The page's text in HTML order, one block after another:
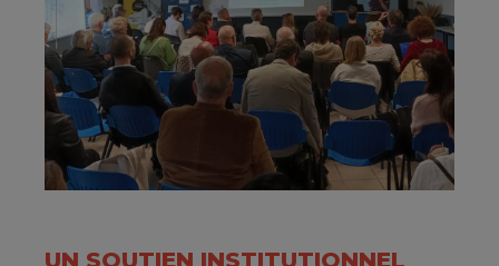
UN SOUTIEN INSTITUTIONNEL